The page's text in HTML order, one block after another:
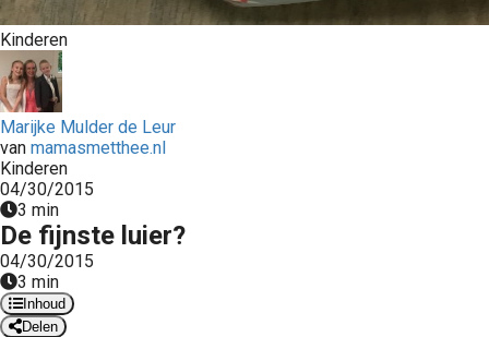
Kinderen
Marijke Mulder de Leur
van mamasmetthee.nl
Kinderen
04/30/2015
3 min
De fijnste luier?
04/30/2015
3 min
Inhoud
Delen
Hierdoor
website-
van